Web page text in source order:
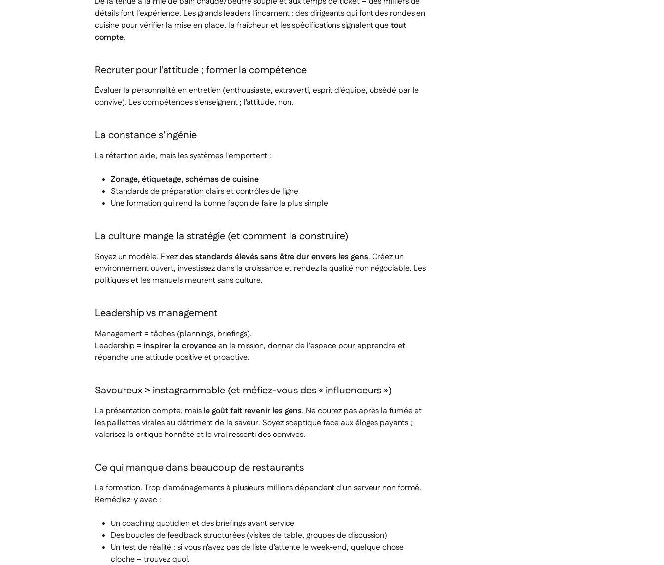
détails font l'expérience. Les grands leaders l'incarnent : des dirigeants qui font des rondes en
cuisine pour vérifier la mise en place, la fraîcheur et les spécifications signalent quetout
compte.
Recruter pour l'attitude ; former la compétence
Évaluer la personnalité en entretien (enthousiaste, extraverti, esprit d'équipe, obsédé par le
convive). Les compétences s'enseignent ; l'attitude, non.
La constance s'ingénie
La rétention aide, mais les systèmes l'emportent :
Zonage, étiquetage, schémas de cuisine
Standards de préparation clairs et contrôles de ligne
Une formation qui rend la bonne façon de faire la plus simple
La culture mange la stratégie (et comment la construire)
Soyez un modèle. Fixezdes standards élevés sans être dur envers les gens. Créez un
environnement ouvert, investissez dans la croissance et rendez la qualité non négociable. Les
politiques et les manuels meurent sans culture.
Leadership vs management
Management = tâches (plannings, briefings).
Leadership = inspirer la croyanceen la mission, donner de l'espace pour apprendre et
répandre une attitude positive et proactive.
Savoureux > instagrammable (et méfiez-vous des « influenceurs »)
La présentation compte, mais le goût fait revenir les gens. Ne courez pas après la fumée et
les paillettes virales au détriment de la saveur. Soyez sceptique face aux éloges payants ;
valorisez la critique honnête et le vrai ressenti des convives.
Ce qui manque dans beaucoup de restaurants
La formation. Trop d'aménagements à plusieurs millions dépendent d'un serveur non formé.
Remédiez-y avec :
Un coaching quotidien et des briefings avant service
Des boucles de feedback structurées (visites de table, groupes de discussion)
Un test de réalité : si vous n'avez pas de liste d'attente le week-end, quelque chose
cloche – trouvez quoi.